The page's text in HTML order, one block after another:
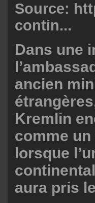
Source:
contin...
Dans une
ancien
Kremlin
comme
lorsque
aura pris